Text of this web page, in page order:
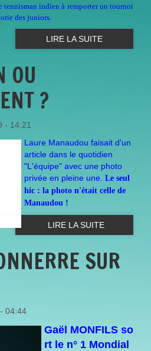
tennisman indien à remporter un tournoi
des juniors.
LIRE LA SUITE
OU
?
- 14:21
Laure Manaudou faisait d'un
article dans le quotidien
"L'équipe" avec une photo
privée en pleine une. Le seul
hic : la photo n'était celle de
Manaudou !
LIRE LA SUITE
SUR
04:44
Gaël MONFILS so
rt le n° 1 Mondial